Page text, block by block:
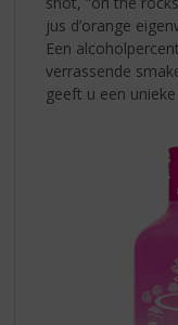
jus d’orange
Een
verrassende
geeft u een